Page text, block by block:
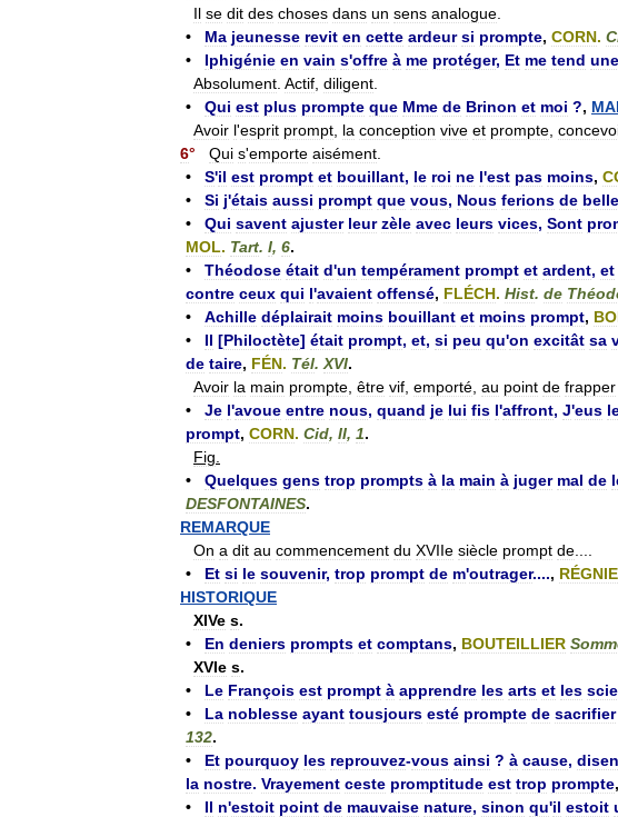
Il se dit des choses dans un sens analogue
•
Ma jeunesse revit en cette ardeur si prompte, CORN.
•
Iphigénie en vain s'offre à me protéger, Et me tend une
Absolument Actif diligent
•
Qui est plus prompte que Mme de Brinon et moi ?,
Avoir l'esprit prompt la conception vive et prompte
6° Qui s'emporte aisément
•
S'il est prompt et bouillant, le roi ne l'est pas moins,
•
Si j'étais aussi prompt que vous, Nous ferions de
•
Qui savent ajuster leur zèle avec leurs vices, Sont
MOL. Tart. I, 6.
•
Théodose était d'un tempérament prompt et ardent, et
contre ceux qui l'avaient offensé, FLÉCH. Hist. de
•
Achille déplairait moins bouillant et moins prompt,
•
Il [Philoctète] était prompt, et, si peu qu'on excitât sa
de taire, FÉN. Tél. XVI.
Avoir la main prompte être vif emporté au point de frapper
•
Je l'avoue entre nous, quand je lui fis l'affront, J'eus
prompt, CORN. Cid, II, 1.
Fig
•
Quelques gens trop prompts à la main à juger mal de
DESFONTAINES.
REMARQUE
On a dit au commencement du XVIIe siècle prompt de
•
Et si le souvenir, trop prompt de m'outrager....,
HISTORIQUE
XIVe s.
•
En deniers prompts et comptans, BOUTEILLIER
XVIe s.
•
Le François est prompt à apprendre les arts et les
•
La noblesse ayant tousjours esté prompte de sacrifier
132.
•
Et pourquoy les reprouvez-vous ainsi ? à cause,
la nostre. Vrayement ceste promptitude est trop prompte,
•
Il n'estoit point de mauvaise nature, sinon qu'il estoit